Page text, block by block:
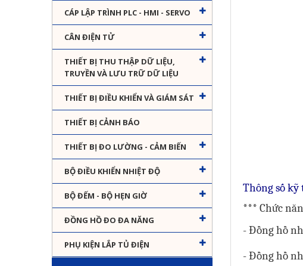
CÁP LẬP TRÌNH PLC - HMI - SERVO
CÂN ĐIỆN TỬ
THIẾT BỊ THU THẬP DỮ LIỆU,
TRUYỀN VÀ LƯU TRỮ DỮ LIỆU
THIẾT BỊ ĐIỀU KHIỂN VÀ GIÁM SÁT
THIẾT BỊ CẢNH BÁO
THIẾT BỊ ĐO LƯỜNG - CẢM BIẾN
BỘ ĐIỀU KHIỂN NHIỆT ĐỘ
BỘ ĐẾM - BỘ HẸN GIỜ
ĐỒNG HỒ ĐO ĐA NĂNG
PHỤ KIỆN LẮP TỦ ĐIỆN
Thông số kỹ
*** Chức
- Đồng hồ
- Đồng hồ